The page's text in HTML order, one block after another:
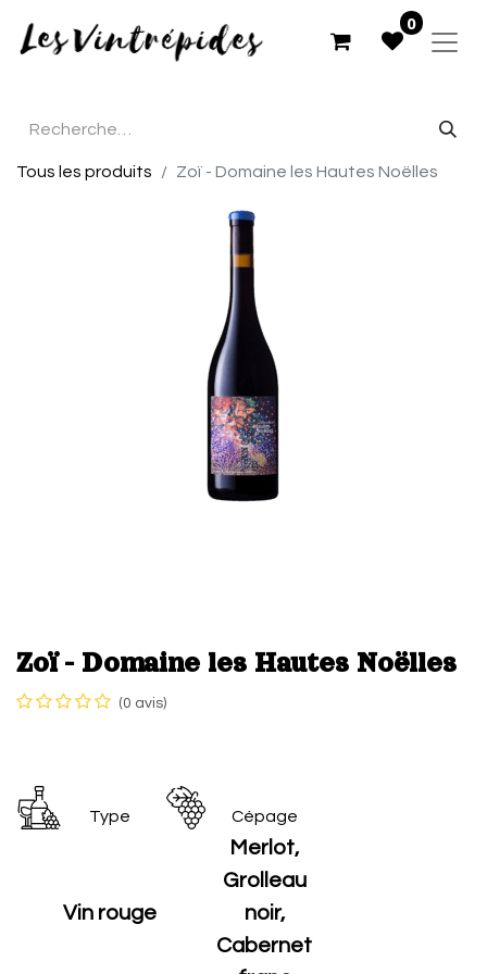
0
Tous les produits Zoï - Domaine les Hautes Noëlles
Zoï - Domaine les Hautes Noëlles
(0 avis)
Type Cépage
Vin rouge
Merlot,
Grolleau
noir,
Cabernet